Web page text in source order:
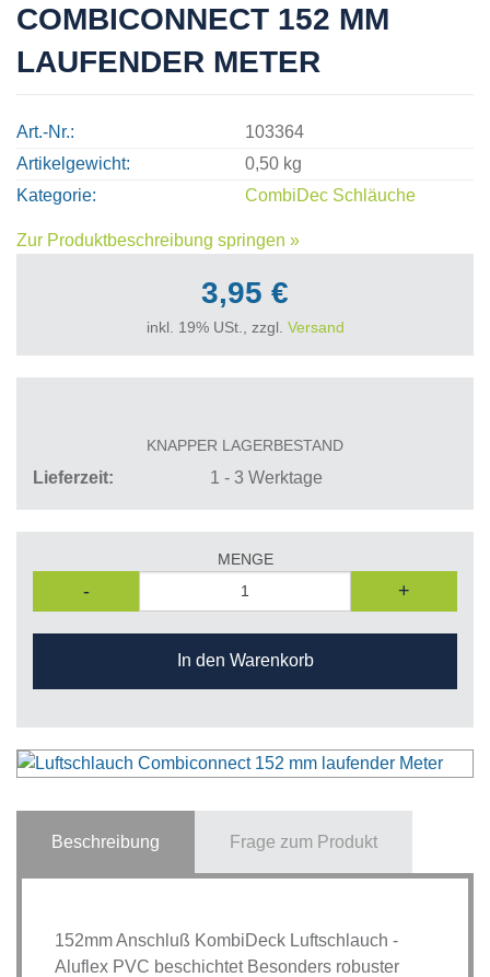
COMBICONNECT 152 MM
LAUFENDER METER
Art.-Nr.
103364
Artikelgewicht
0,50 kg
Kategorie
CombiDec Schläuche
Zur Produktbeschreibung springen »
3,95 €
inkl. 19% USt., zzgl. Versand
KNAPPER LAGERBESTAND
Lieferzeit 1 - 3 Werktage
MENGE
- +
In den Warenkorb
Beschreibung Frage zum Produkt
152mm Anschluß KombiDeck Luftschlauch -
Aluflex PVC beschichtet Besonders robuster